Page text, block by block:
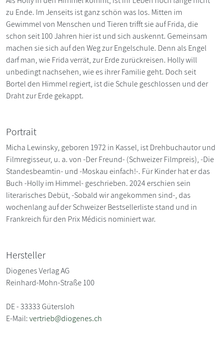
zu Ende. Im Jenseits ist ganz schön was los. Mitten im
Gewimmel von Menschen und Tieren trifft sie auf Frida, die
schon seit 100 Jahren hier ist und sich auskennt. Gemeinsam
machen sie sich auf den Weg zur Engelschule. Denn als Engel
darf man, wie Frida verrät, zur Erde zurückreisen. Holly will
unbedingt nachsehen, wie es ihrer Familie geht. Doch seit
Bortel den Himmel regiert, ist die Schule geschlossen und der
Draht zur Erde gekappt.
Portrait
Micha Lewinsky, geboren 1972 in Kassel, ist Drehbuchautor und
Filmregisseur, u. a. von -Der Freund- (Schweizer Filmpreis), -Die
Standesbeamtin- und -Moskau einfach!-. Für Kinder hat er das
Buch -Holly im Himmel- geschrieben. 2024 erschien sein
literarisches Debüt, -Sobald wir angekommen sind-, das
wochenlang auf der Schweizer Bestsellerliste stand und in
Frankreich für den Prix Médicis nominiert war.
Hersteller
Diogenes Verlag AG
Reinhard-Mohn-Straße 100
DE - 33333 Gütersloh
E-Mail:vertrieb@diogenes.ch